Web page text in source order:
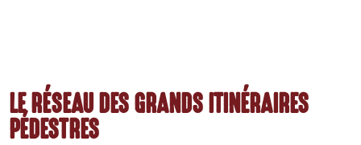
LE RÉSEAU DES GRANDS ITINÉRAIRES
PÉDESTRES